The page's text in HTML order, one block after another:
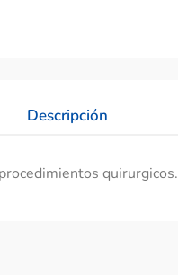
Descripción
quirurgicos.